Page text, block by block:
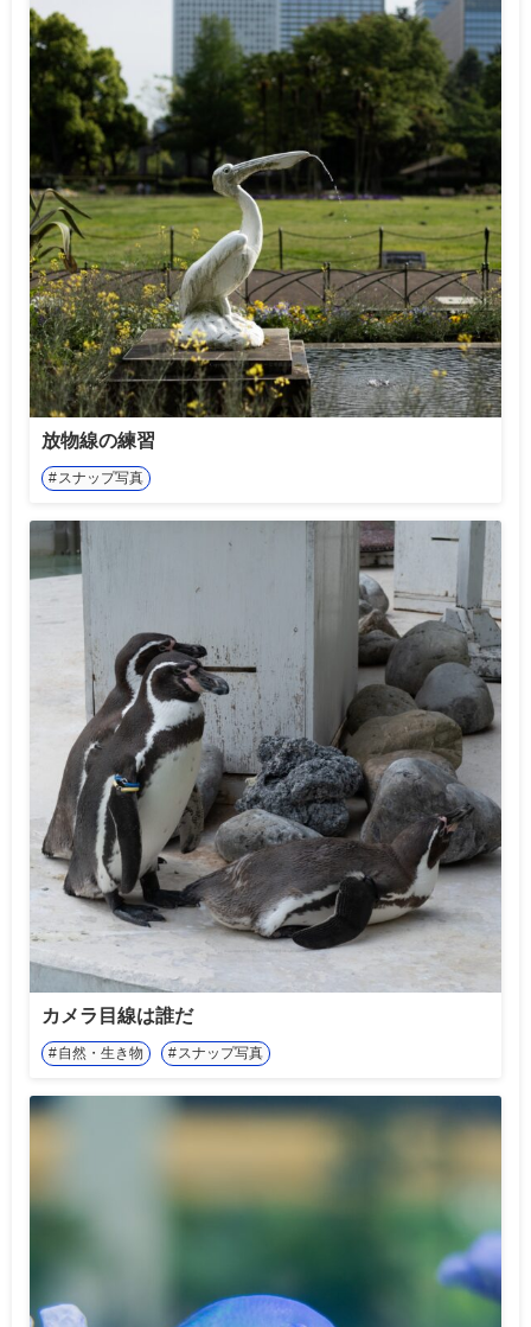
放物線の練習
スナップ写真
カメラ目線は誰だ
自然・生き物 スナップ写真